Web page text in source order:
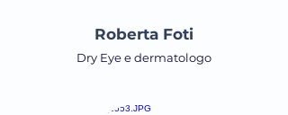
Roberta Foti
Dry Eye e dermatologo